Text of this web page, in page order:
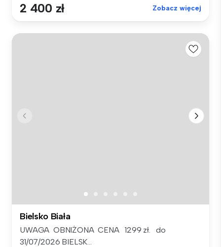
2 400 zł Zobacz więcej
Bielsko Biała
UWAGA OBNIŻONA CENA 1299 zł. do
31/07/2026 BIELSK...